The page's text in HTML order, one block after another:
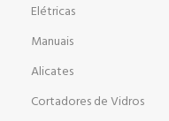
Elétricas
Manuais
Alicates
Cortadores de Vidros